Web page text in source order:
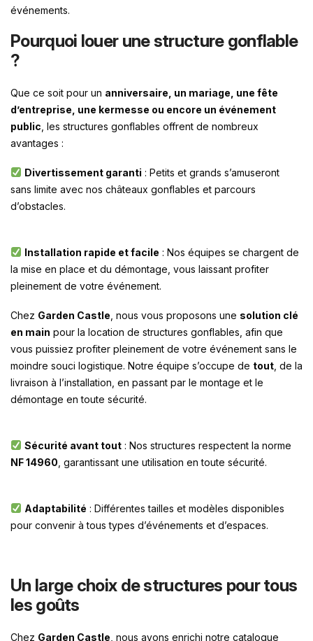
événements.
Pourquoi louer une structure gonflable
?
Que ce soit pour un anniversaire, un mariage, une fête
d’entreprise, une kermesse ou encore un événement
public , les structures gonflables offrent de nombreux
avantages :
Divertissement garanti : Petits et grands s’amuseront
sans limite avec nos châteaux gonflables et parcours
d’obstacles.
Installation rapide et facile : Nos équipes se chargent de
la mise en place et du démontage, vous laissant profiter
pleinement de votre événement.
Chez Garden Castle , nous vous proposons une solution clé
en main pour la location de structures gonflables, afin que
vous puissiez profiter pleinement de votre événement sans le
moindre souci logistique. Notre équipe s’occupe de tout , de la
livraison à l’installation, en passant par le montage et le
démontage en toute sécurité.
Sécurité avant tout: Nos structures respectent la norme
NF 14960 , garantissant une utilisation en toute sécurité.
Adaptabilité : Différentes tailles et modèles disponibles
pour convenir à tous types d’événements et d’espaces.
Un large choix de structures pour tous
les goûts
Chez Garden Castle , nous avons enrichi notre catalogue